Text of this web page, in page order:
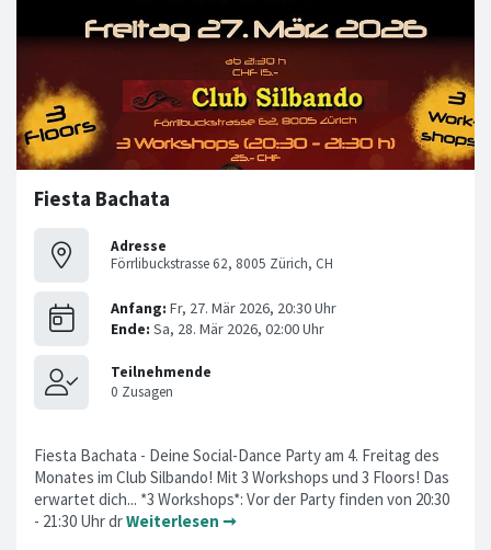
Fiesta Bachata
Adresse
Förrlibuckstrasse 62, 8005 Zürich, CH
Fiesta Bachata - Deine Social-Dance Party am 4. Freitag des
Monates im Club Silbando! Mit 3 Workshops und 3 Floors! Das
erwartet dich... *3 Workshops*: Vor der Party finden von 20:30
- 21:30 Uhr drWeiterlesen ➞